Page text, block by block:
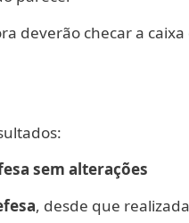
deverão checar a
sem alterações
, desde que